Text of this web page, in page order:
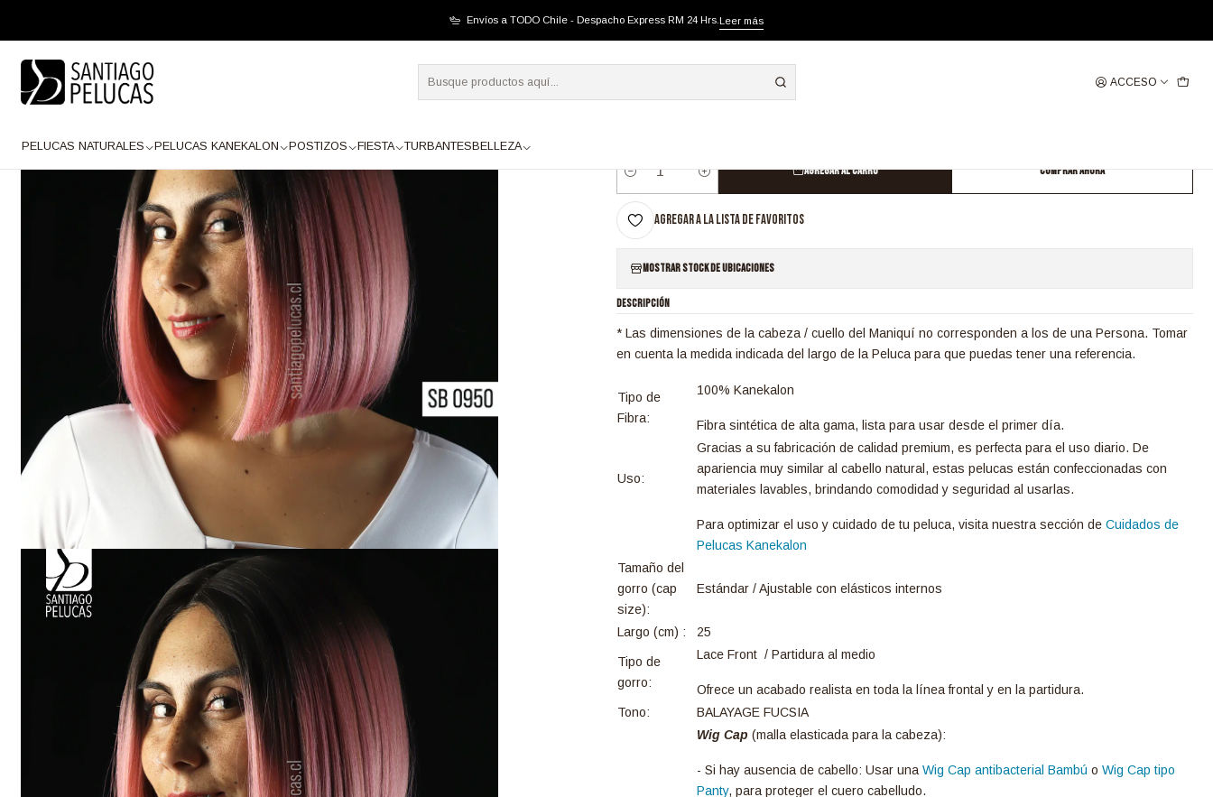
ACCESO
PELUCAS NATURALES PELUCAS KANEKALON POSTIZOS FIESTA TURBANTES BELLEZA
Envíos a TODO Chile - Despacho Express RM 24 Hrs. Leer más
SB0950 LACE FRONT BOB PARTIDURA AL MEDIO BALAYAGE FUCSIA
SB0950 LACE FRONT BOB PARTIDURA AL MEDIO BALAYAGE
Cantidad
Agregar al Carro Comprar ahora
Agregar a la lista de favoritos
Mostrar stock de ubicaciones
DESCRIPCIÓN
* Las dimensiones de la cabeza / cuello del Maniquí no corresponden a los de una Persona. Tomar
en cuenta la medida indicada del largo de la Peluca para que puedas tener una referencia.
Tipo de
Fibra:
100% Kanekalon
Fibra sintética de alta gama, lista para usar desde el primer día.
Uso:
Gracias a su fabricación de calidad premium, es perfecta para el uso diario. De
apariencia muy similar al cabello natural, estas pelucas están confeccionadas con
materiales lavables, brindando comodidad y seguridad al usarlas.
Para optimizar el uso y cuidado de tu peluca, visita nuestra sección deCuidados de
Pelucas Kanekalon
Tamaño del
gorro (cap
size):
Estándar / Ajustable con elásticos internos
Largo (cm) : 25
Tipo de
gorro:
Lace Front / Partidura al medio
Ofrece un acabado realista en toda la línea frontal y en la partidura.
Tono:
BALAYAGE FUCSIA
Wig Cap (malla elasticada para la cabeza):
- Si hay ausencia de cabello: Usar unaWig Cap antibacterial Bambú o Wig Cap tipo
Panty, para proteger el cuero cabelludo.